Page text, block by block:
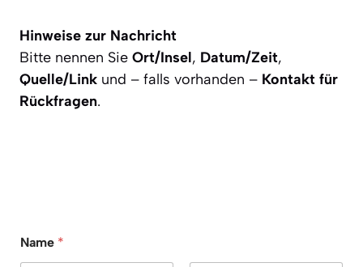
Hinweise zur Nachricht
Bitte nennen Sie Ort/Insel, Datum/Zeit,
Quelle/Link und – falls vorhanden – Kontakt für
Rückfragen.
Name *